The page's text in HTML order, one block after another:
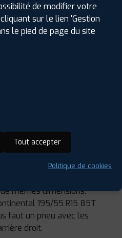
paramètres lorsque vous
pneus.
assurer de monter les
mêmes dimensions.
195/55 R15 85T
faut un pneu avec les
droit.
de modifier votre
sur le lien 'Gestion
le pied de page du site
Tout accepter
Politique de cookies